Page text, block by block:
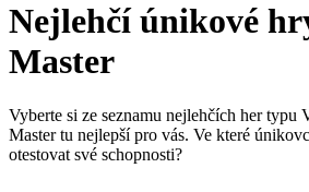
Nejlehčí únikové
Master
Vyberte si ze seznamu nejlehčích her typu
Master tu nejlepší pro vás. Ve které
otestovat své schopnosti?